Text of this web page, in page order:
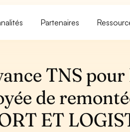
Partenaires
TNS
de
ET